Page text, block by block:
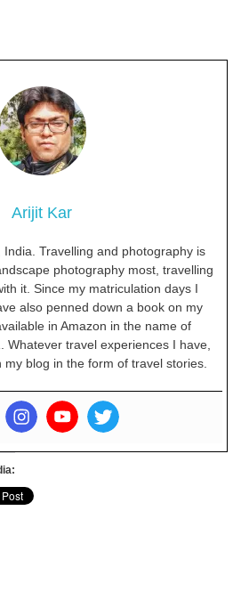
Arijit Kar
Travelling and photography is
photography most, travelling
it. Since my matriculation days I
also penned down a book on my
in Amazon in the name of
Whatever travel experiences I have,
my blog in the form of travel stories.